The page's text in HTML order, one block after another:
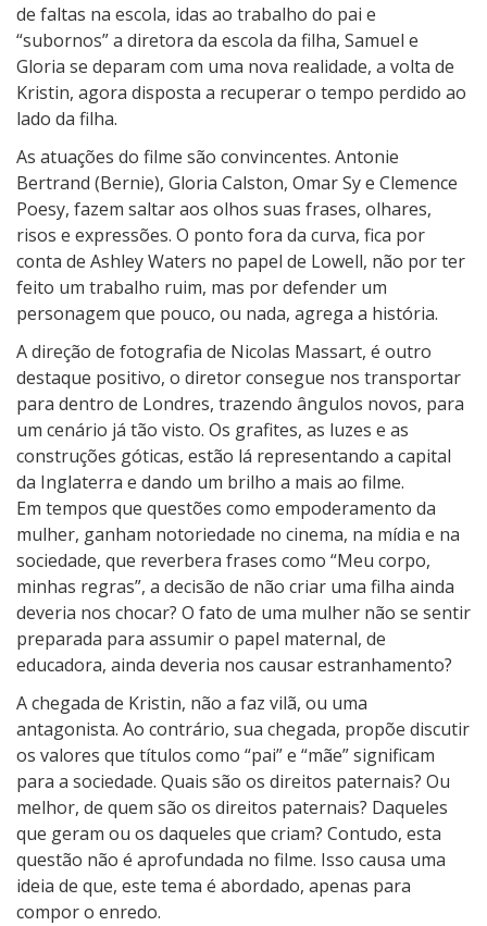
de faltas na escola, idas ao trabalho do pai e
“subornos” a diretora da escola da filha, Samuel e
Gloria se deparam com uma nova realidade, a volta de
Kristin, agora disposta a recuperar o tempo perdido ao
lado da filha.
As atuações do filme são convincentes. Antonie
Bertrand (Bernie), Gloria Calston, Omar Sy e Clemence
Poesy, fazem saltar aos olhos suas frases, olhares,
risos e expressões. O ponto fora da curva, fica por
conta de Ashley Waters no papel de Lowell, não por ter
feito um trabalho ruim, mas por defender um
personagem que pouco, ou nada, agrega a história.
A direção de fotografia de Nicolas Massart, é outro
destaque positivo, o diretor consegue nos transportar
para dentro de Londres, trazendo ângulos novos, para
um cenário já tão visto. Os grafites, as luzes e as
construções góticas, estão lá representando a capital
da Inglaterra e dando um brilho a mais ao filme.
Em tempos que questões como empoderamento da
mulher, ganham notoriedade no cinema, na mídia e na
sociedade, que reverbera frases como “Meu corpo,
minhas regras”, a decisão de não criar uma filha ainda
deveria nos chocar? O fato de uma mulher não se sentir
preparada para assumir o papel maternal, de
educadora, ainda deveria nos causar estranhamento?
A chegada de Kristin, não a faz vilã, ou uma
antagonista. Ao contrário, sua chegada, propõe discutir
os valores que títulos como “pai” e “mãe” significam
para a sociedade. Quais são os direitos paternais? Ou
melhor, de quem são os direitos paternais? Daqueles
que geram ou os daqueles que criam? Contudo, esta
questão não é aprofundada no filme. Isso causa uma
ideia de que, este tema é abordado, apenas para
compor o enredo.